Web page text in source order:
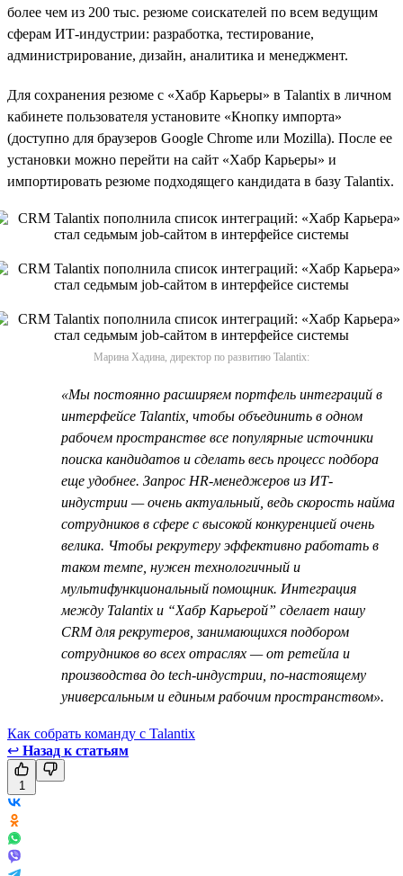
более чем из 200 тыс. резюме соискателей по всем ведущим
сферам ИТ-индустрии: разработка, тестирование,
администрирование, дизайн, аналитика и менеджмент.
Для сохранения резюме с «Хабр Карьеры» в Talantix в личном
кабинете пользователя установите «Кнопку импорта»
(доступно для браузеров Google Chrome или Mozilla). После ее
установки можно перейти на сайт «Хабр Карьеры» и
импортировать резюме подходящего кандидата в базу Talantix.
Марина Хадина, директор по развитию Talantix:
«Мы постоянно расширяем портфель интеграций в
интерфейсе Talantiх, чтобы объединить в одном
рабочем пространстве все популярные источники
поиска кандидатов и сделать весь процесс подбора
еще удобнее. Запрос HR-менеджеров из ИТ-
индустрии — очень актуальный, ведь скорость найма
сотрудников в сфере с высокой конкуренцией очень
велика. Чтобы рекрутеру эффективно работать в
таком темпе, нужен технологичный и
мультифункциональный помощник. Интеграция
между Talantix и “Хабр Карьерой” сделает нашу
CRM для рекрутеров, занимающихся подбором
сотрудников во всех отраслях — от ретейла и
производства до tech-индустрии, по-настоящему
универсальным и единым рабочим пространством».
Как собрать команду с Talantix
↩ Назад к статьям
1